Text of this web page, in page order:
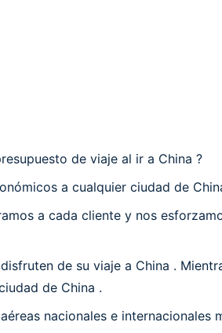
de viaje al ir a China ?
a cualquier ciudad de
a cada cliente y nos
de su viaje a China .
de China .
nacionales e internacionales